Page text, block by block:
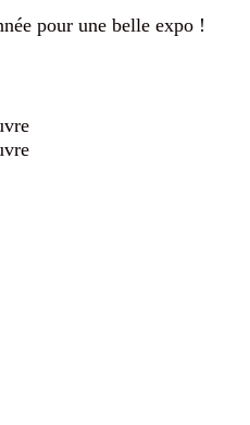
pour une belle expo !